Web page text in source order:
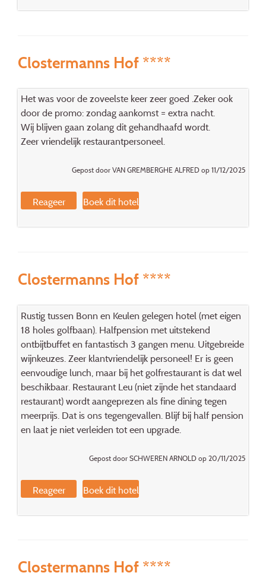
Clostermanns Hof ****
Het was voor de zoveelste keer zeer goed .Zeker ook
door de promo: zondag aankomst = extra nacht.
Wij blijven gaan zolang dit gehandhaafd wordt.
Zeer vriendelijk restaurantpersoneel.
Gepost door VAN GREMBERGHE ALFRED op 11/12/2025
Reageer Boek dit hotel
Clostermanns Hof ****
Rustig tussen Bonn en Keulen gelegen hotel (met eigen
18 holes golfbaan). Halfpension met uitstekend
ontbijtbuffet en fantastisch 3 gangen menu. Uitgebreide
wijnkeuzes. Zeer klantvriendelijk personeel! Er is geen
eenvoudige lunch, maar bij het golfrestaurant is dat wel
beschikbaar. Restaurant Leu (niet zijnde het standaard
restaurant) wordt aangeprezen als fine dining tegen
meerprijs. Dat is ons tegengevallen. Blijf bij half pension
en laat je niet verleiden tot een upgrade.
Gepost door SCHWEREN ARNOLD op 20/11/2025
Reageer Boek dit hotel
Clostermanns Hof ****